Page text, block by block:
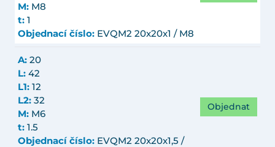
M: M8
t: 1
Objednací číslo: EVQM2 20x20x1 / M8
A: 20
L: 42
L1: 12
L2: 32
M: M6
t: 1.5
Objednací číslo: EVQM2 20x20x1,5 /
Objednat